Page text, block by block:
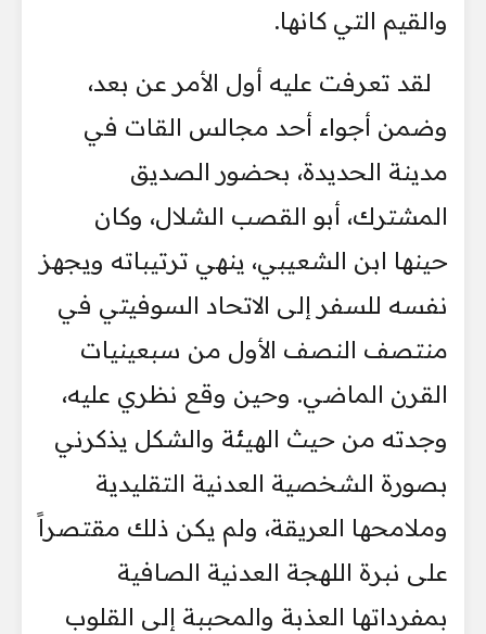
والقيم التي كانها.
لقد تعرفت عليه أول الأمر عن بعد،
وضمن أجواء أحد مجالس القات في
مدينة الحديدة، بحضور الصديق
المشترك، أبو القصب الشلال، وكان
حينها ابن الشعيبي، ينهي ترتيباته ويجهز
نفسه للسفر إلى الاتحاد السوفيتي في
منتصف النصف الأول من سبعينيات
القرن الماضي. وحين وقع نظري عليه،
وجدته من حيث الهيئة والشكل يذكرني
بصورة الشخصية العدنية التقليدية
وملامحها العريقة، ولم يكن ذلك مقتصراً
على نبرة اللهجة العدنية الصافية
بمفرداتها العذبة والمحببة إلى القلوب